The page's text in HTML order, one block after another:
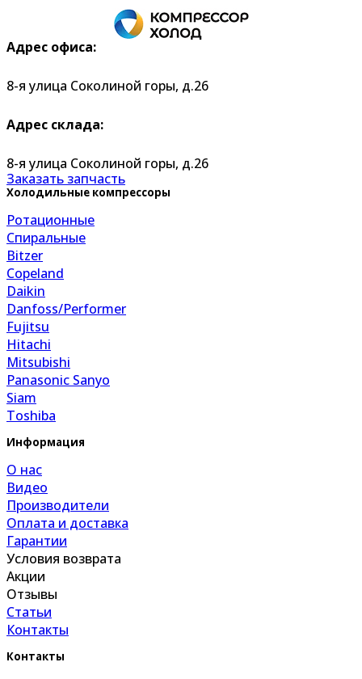
Адрес офиса:
8-я улица Соколиной горы, д.26
Адрес склада:
8-я улица Соколиной горы, д.26
Заказать запчасть
Холодильные компрессоры
Ротационные
Спиральные
Bitzer
Copeland
Daikin
Danfoss/Performer
Fujitsu
Hitachi
Mitsubishi
Panasonic Sanyo
Siam
Toshiba
Информация
О нас
Видео
Производители
Оплата и доставка
Гарантии
Условия возврата
Акции
Отзывы
Статьи
Контакты
Контакты